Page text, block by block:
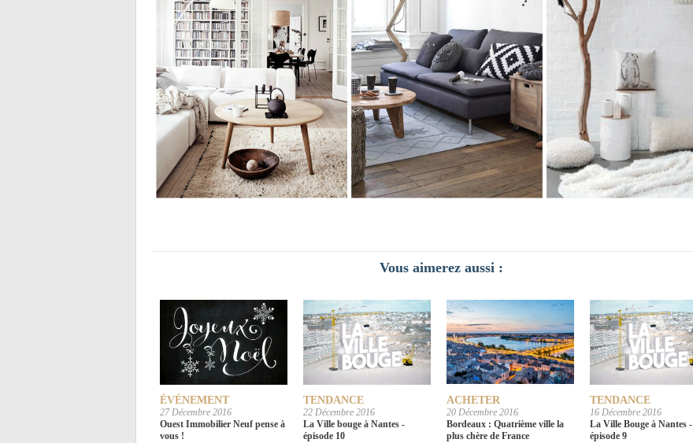
Vous aimerez aussi :
ÉVÉNEMENT
27 Décembre 2016
Ouest Immobilier Neuf pense à
vous !
TENDANCE
22 Décembre 2016
La Ville bouge à Nantes -
épisode 10
ACHETER
20 Décembre 2016
Bordeaux : Quatrième ville la
plus chère de France
TENDANCE
16 Décembre 2016
La Ville Bouge à Nantes -
épisode 9